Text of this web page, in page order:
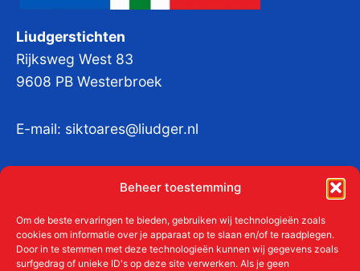
Beheer toestemming
Om de beste ervaringen te bieden, gebruiken wij technologieën zoals
cookies om informatie over je apparaat op te slaan en/of te raadplegen.
Door in te stemmen met deze technologieën kunnen wij gegevens zoals
surfgedrag of unieke ID's op deze site verwerken. Als je geen
Liudgerstichten
Rijksweg West 83
9608 PB Westerbroek
E-mail: siktoares@liudger.nl
KvKnr:41011712